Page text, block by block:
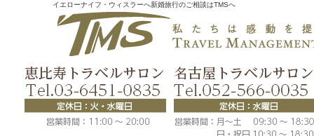
イエローナイフ・ウィスラーへ新婚旅行のご相談はTMSへ